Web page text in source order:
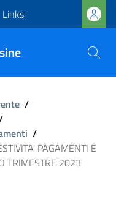
Links
/
/
PAGAMENTI E
TRIMESTRE 2023